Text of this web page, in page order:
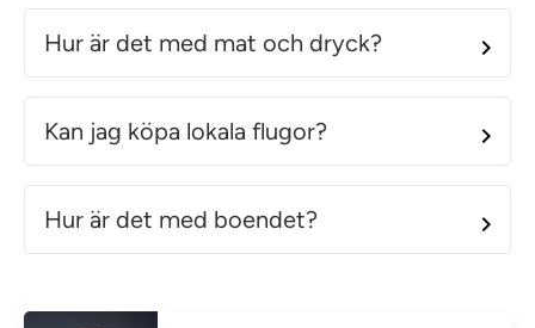
Hur är det med mat och dryck?
Kan jag köpa lokala flugor?
Hur är det med boendet?